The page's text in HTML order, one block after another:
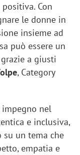
Con
le donne in
insieme ad
può essere un
a giusti
, Category
nel
e inclusiva,
su un tema che
empatia e